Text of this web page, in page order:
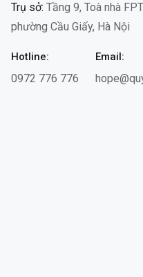
Trụ sở: Tầng 9, Toà nhà
phường Cầu Giấy, Hà Nội
Hotline:
0972 776 776
Email: